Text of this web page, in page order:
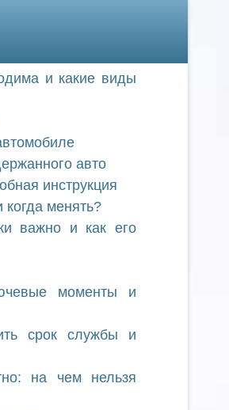
и какие виды
авто
инструкция
когда менять?
важно и как его
моменты и
срок службы и
на чем нельзя